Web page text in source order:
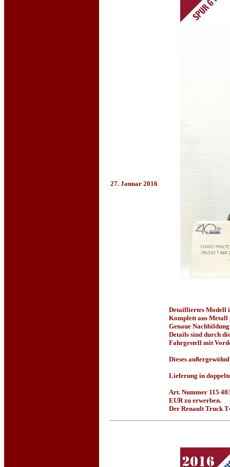
27. Januar 2016
Detailliertes Modell
Komplett aus Metall
Genaue
Details sind durch
Fahrgestell mit
Dieses
Lieferung in
Art. Nummer 115
EUR zu erwerben.
Der Renault Truck